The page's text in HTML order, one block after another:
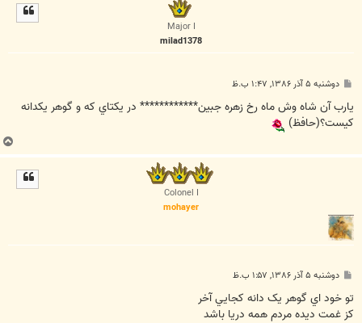
Major I
milad1378
پ
ت
دوشنبه ۵ آذر ۱۳۸۶, ۱:۴۷ ب.ظ
يارب آن شاه وش ماه رخ زهره جبين************ در يكتاي كه و گوهر يكدانه
كيست؟(حافظ)
ب
ا
Colonel I
mohayer
پ
ت
دوشنبه ۵ آذر ۱۳۸۶, ۱:۵۷ ب.ظ
تو خود اي گوهر يک دانه کجايي آخر
کز غمت ديده مردم همه دريا باشد